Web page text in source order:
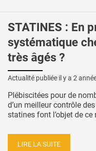
STATINES : En
systématique
très âgés ?
Actualité publiée il y a 2
Plébiscitées pour de
d’un meilleur contrôle
statines font l’objet de
LIRE LA SUITE